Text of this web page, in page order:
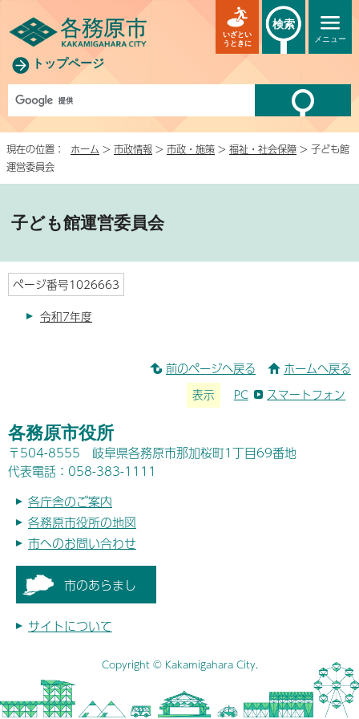
トップページ
メニュー
いざとい
うときに
検索
現在の位置： ホーム > 市政情報 > 市政・施策 > 福祉・社会保障 > 子ども館
運営委員会
子ども館運営委員会
ページ番号1026663
令和7年度
前のページへ戻る ホームへ戻る
表示 PC スマートフォン
各務原市役所
〒504-8555 岐阜県各務原市那加桜町1丁目69番地
代表電話：058-383-1111
各庁舎のご案内
各務原市役所の地図
市へのお問い合わせ
市のあらまし
サイトについて
Copyright © Kakamigahara City.